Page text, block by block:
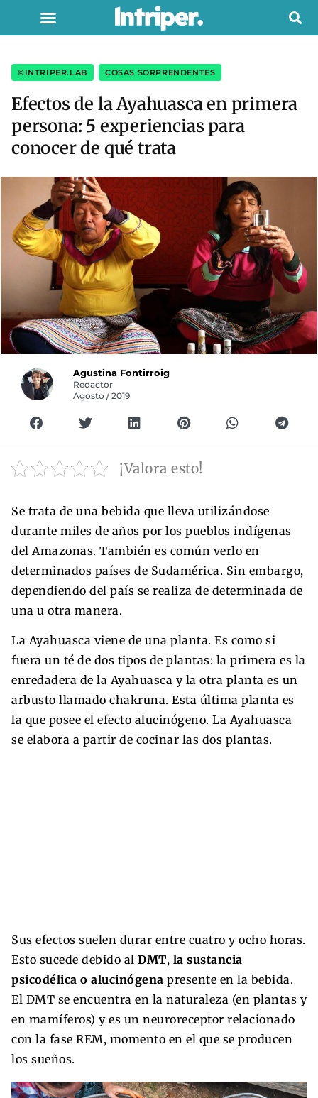
©INTRIPER.LAB COSAS SORPRENDENTES
Efectos de la Ayahuasca en primera
persona: 5 experiencias para
conocer de qué trata
Agustina Fontirroig
Redactor
Agosto / 2019
¡Valora esto!
Se trata de una bebida que lleva utilizándose
durante miles de años por los pueblos indígenas
del Amazonas. También es común verlo en
determinados países de Sudamérica. Sin embargo,
dependiendo del país se realiza de determinada de
una u otra manera.
La Ayahuasca viene de una planta. Es como si
fuera un té de dos tipos de plantas: la primera es la
enredadera de la Ayahuasca y la otra planta es un
arbusto llamado chakruna. Esta última planta es
la que posee el efecto alucinógeno. La Ayahuasca
se elabora a partir de cocinar las dos plantas.
Sus efectos suelen durar entre cuatro y ocho horas.
Esto sucede debido al DMT, la sustancia
psicodélica o alucinógena presente en la bebida.
El DMT se encuentra en la naturaleza (en plantas y
en mamíferos) y es un neuroreceptor relacionado
con la fase REM, momento en el que se producen
los sueños.